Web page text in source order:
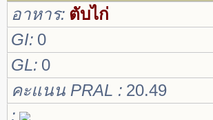
อาหาร ตับไก่
GI 0
GL 0
คะแนน PRAL
20.49